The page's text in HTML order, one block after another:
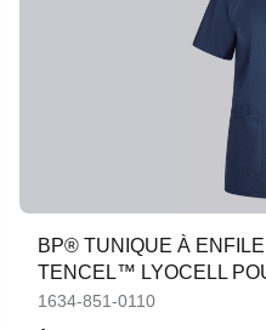
BP® TUNIQUE À
TENCEL™ LYOCELL
1634-851-0110